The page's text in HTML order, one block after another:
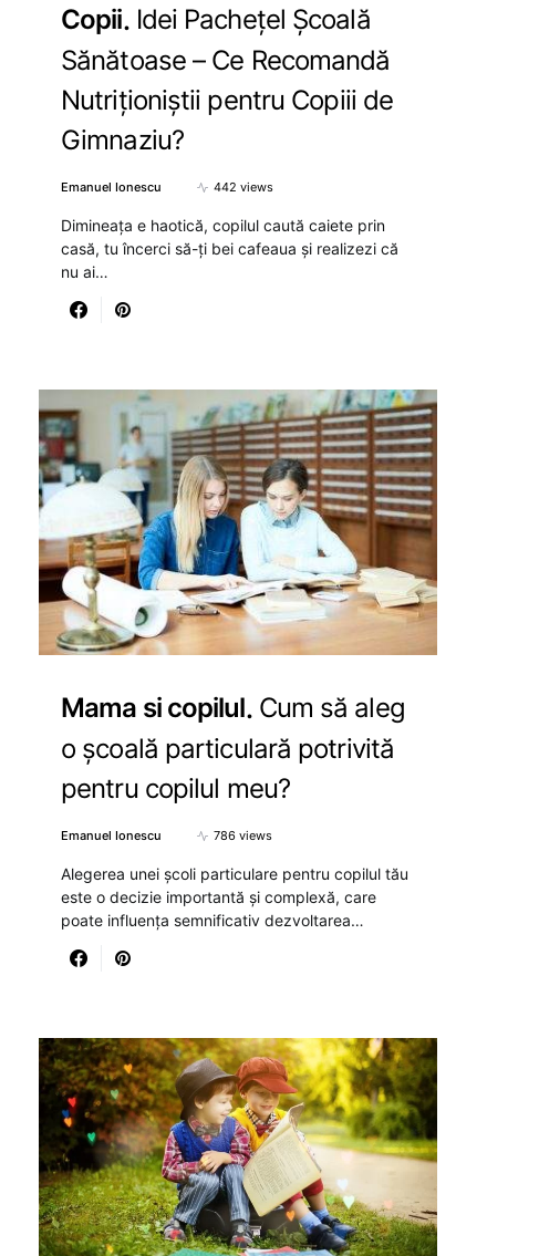
Copii Idei Pachețel Școală
Sănătoase – Ce Recomandă
Nutriționiștii pentru Copiii de
Gimnaziu?
Emanuel Ionescu 442 views
Dimineața e haotică, copilul caută caiete prin
casă, tu încerci să-ți bei cafeaua și realizezi că
nu ai…
Mama si copilul Cum să aleg
o școală particulară potrivită
pentru copilul meu?
Emanuel Ionescu 786 views
Alegerea unei școli particulare pentru copilul tău
este o decizie importantă și complexă, care
poate influența semnificativ dezvoltarea…